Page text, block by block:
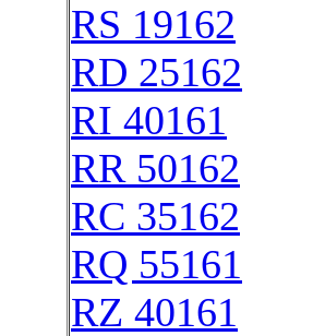
RS 19162
RD 25162
RI 40161
RR 50162
RC 35162
RQ 55161
RZ 40161